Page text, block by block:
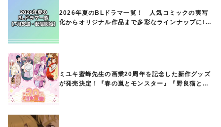
2026年夏のBLドラマ一覧！ 人気コミックの実写
化からオリジナル作品まで多彩なラインナップに!!
ミユキ蜜蜂先生の画業20周年を記念した新作グッズ
が発売決定！『春の嵐とモンスター』『野良猫と